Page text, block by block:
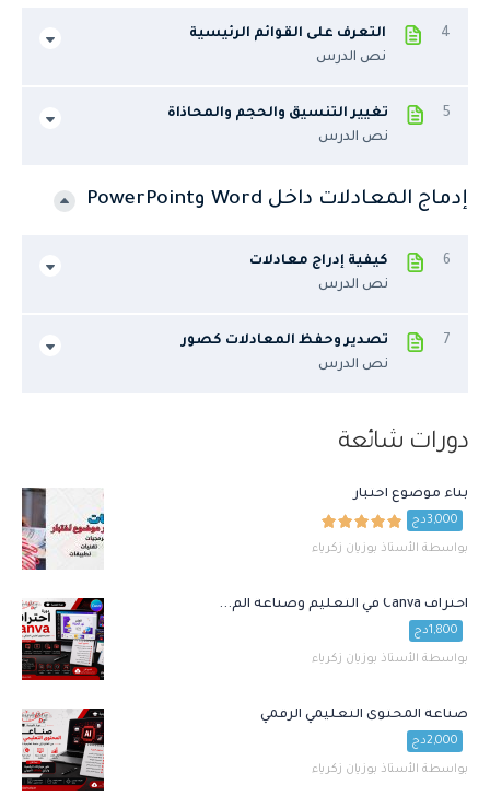
4
التعرف على القوائم الرئيسية
نص الدرس
5
تغيير التنسيق والحجم والمحاذاة
نص الدرس
إدماج المعادلات داخل Word وPowerPoint
6
كيفية إدراج معادلات
نص الدرس
7
تصدير وحفظ المعادلات كصور
نص الدرس
دورات شائعة
بناء موضوع اختبار
3,000دج
بواسطة الأستاذ بوزيان زكرياء
احتراف Canva في التعليم وصناعة الم...
1,800دج
بواسطة الأستاذ بوزيان زكرياء
صناعة المحتوى التعليمي الرقمي
2,000دج
بواسطة الأستاذ بوزيان زكرياء